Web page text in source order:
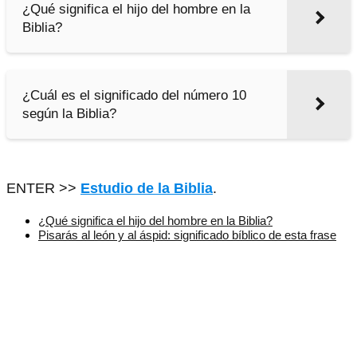
¿Qué significa el hijo del hombre en la
Biblia?
¿Cuál es el significado del número 10
según la Biblia?
ENTER >> Estudio de la Biblia.
¿Qué significa el hijo del hombre en la Biblia?
Pisarás al león y al áspid: significado bíblico de esta frase